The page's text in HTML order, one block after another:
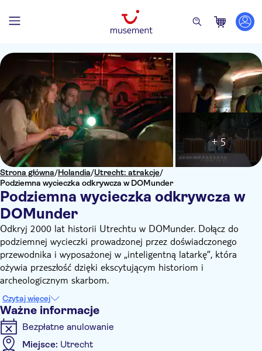
Strona główna/Holandia/Utrecht: atrakcje/
Podziemna wycieczka odkrywcza w DOMunder
Podziemna wycieczka odkrywcza w
DOMunder
+ 5
Odkryj 2000 lat historii Utrechtu w DOMunder. Dołącz do
podziemnej wycieczki prowadzonej przez doświadczonego
przewodnika i wyposażonej w „inteligentną latarkę”, która
ożywia przeszłość dzięki ekscytującym historiom i
archeologicznym skarbom.
Przeżyj epokę rzymską, okres średniowiecza i niszczycielską
burzę z 1674 r., która spowodowała zawalenie się nawy głównej
kościoła Dom Church podczas wycieczki z przewodnikiem pod
nowoczesnym miastem. Odkryj, gdzie to wszystko się zaczęło w
DoMunder!
Czytaj więcej
Ważne informacje
Bezpłatne anulowanie
Miejsce: Utrecht